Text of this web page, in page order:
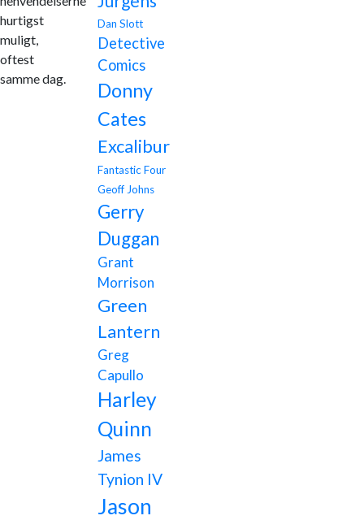
hurtigst
muligt,
oftest
samme dag.
Dan Slott
Detective
Comics
Donny
Cates
Excalibur
Fantastic Four
Geoff Johns
Gerry
Duggan
Grant
Morrison
Green
Lantern
Greg
Capullo
Harley
Quinn
James
Tynion IV
Jason